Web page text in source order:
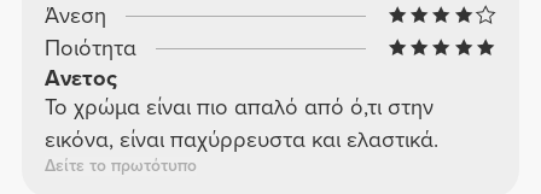
Άνεση
Ποιότητα
Ανετος
Το χρώμα είναι πιο απαλό από ό,τι στην
εικόνα, είναι παχύρρευστα και ελαστικά.
Δείτε το πρωτότυπο